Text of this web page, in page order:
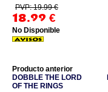
PVP: 19.99 €
18.99 €
No Disponible
Producto anterior
DOBBLE THE LORD
OF THE RINGS